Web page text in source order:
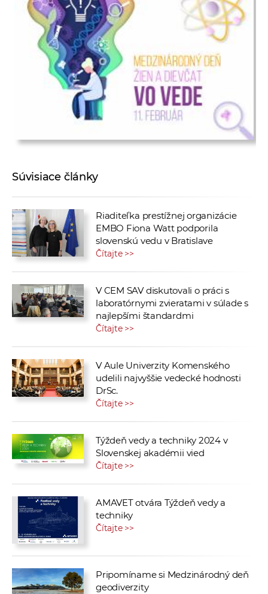
Súvisiace články
Riaditeľka prestížnej organizácie
EMBO Fiona Watt podporila
slovenskú vedu v Bratislave
Čítajte >>
V CEM SAV diskutovali o práci s
laboratórnymi zvieratami v súlade s
najlepšími štandardmi
Čítajte >>
V Aule Univerzity Komenského
udelili najvyššie vedecké hodnosti
DrSc.
Čítajte >>
Týždeň vedy a techniky 2024 v
Slovenskej akadémii vied
Čítajte >>
AMAVET otvára Týždeň vedy a
techniky
Čítajte >>
Pripomíname si Medzinárodný deň
geodiverzity